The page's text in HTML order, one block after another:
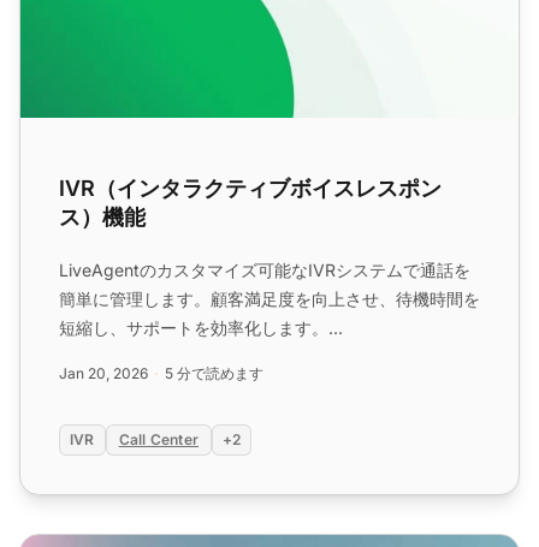
IVR（インタラクティブボイスレスポン
ス）機能
LiveAgentのカスタマイズ可能なIVRシステムで通話を
簡単に管理します。顧客満足度を向上させ、待機時間を
短縮し、サポートを効率化します。...
Jan 20, 2026 5 分で読めます
IVR Call Center +2